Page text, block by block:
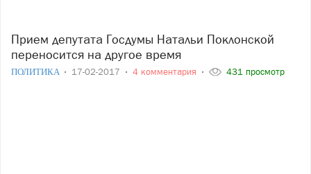
Прием депутата Госдумы Натальи Поклонской
переносится на другое время
ПОЛИТИКА 17-02-2017 4 комментария 431 просмотр